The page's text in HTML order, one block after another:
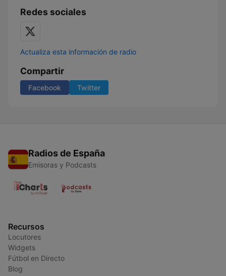
Redes sociales
Actualiza esta información de radio
Compartir
Facebook Twitter
Radios de España
Emisoras y Podcasts
Recursos
Locutores
Widgets
Fútbol en Directo
Blog